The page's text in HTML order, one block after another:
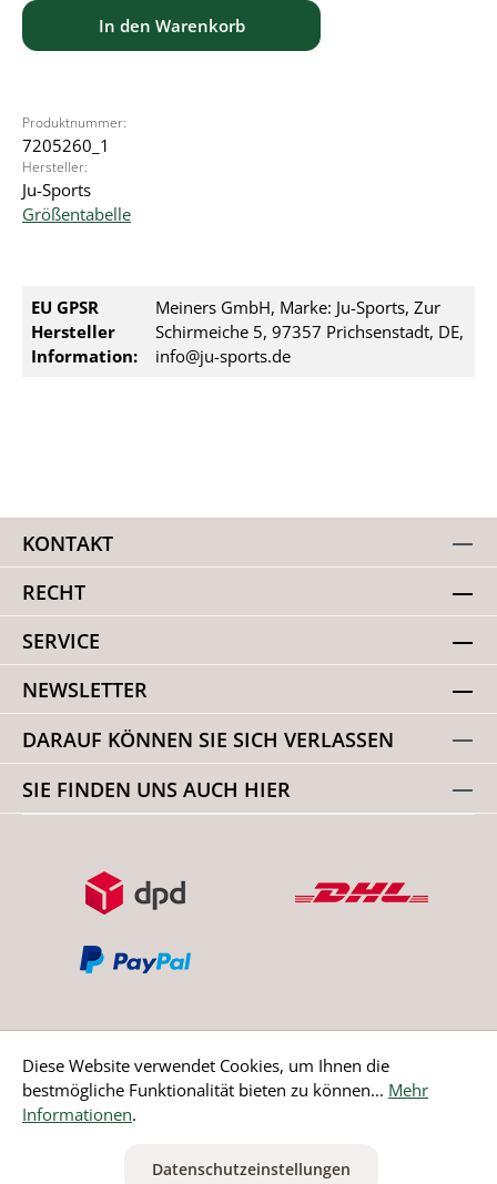
In den Warenkorb
Produktnummer:
7205260_1
Hersteller:
Ju-Sports
Größentabelle
EU GPSR
Hersteller
Information:
Meiners GmbH, Marke: Ju-Sports, Zur
Schirmeiche 5, 97357 Prichsenstadt, DE,
info@ju-sports.de
KONTAKT
RECHT
SERVICE
NEWSLETTER
DARAUF KÖNNEN SIE SICH VERLASSEN
SIE FINDEN UNS AUCH HIER
Bestellung widerrufen
ausgenommen Nicht EU-Länder
Diese Website verwendet Cookies, um Ihnen die
bestmögliche Funktionalität bieten zu können... Mehr
Informationen.
Datenschutzeinstellungen